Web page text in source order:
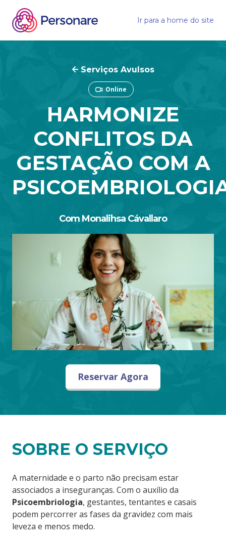
Ir para a home do site
Serviços Avulsos
Online
HARMONIZE
CONFLITOS DA
GESTAÇÃO COM A
Com Monalihsa Cávallaro
Reservar Agora
SOBRE O SERVIÇO
A maternidade e o parto não precisam estar
associados a inseguranças. Com o auxílio da
Psicoembriologia, gestantes, tentantes e casais
podem percorrer as fases da gravidez com mais
leveza e menos medo.